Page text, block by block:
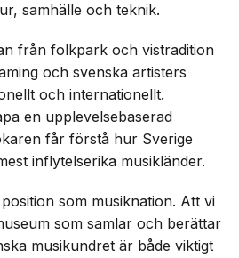
samhälle och teknik.
från folkpark och vistradition
och svenska artisters
och internationellt.
en upplevelsebaserad
får förstå hur Sverige
inflytelserika musikländer.
som musiknation. Att vi
som samlar och berättar
musikundret är både viktigt